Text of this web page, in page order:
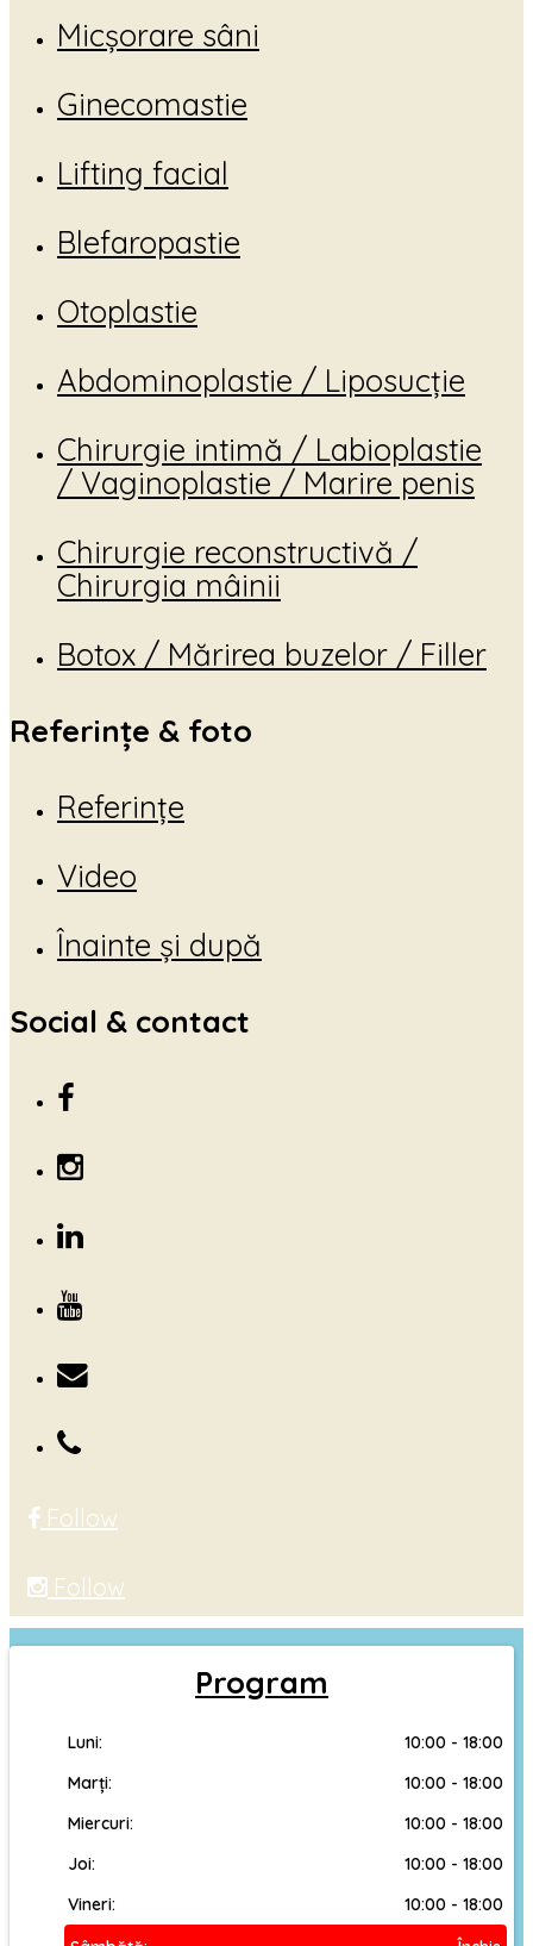
Micșorare sâni
Ginecomastie
Lifting facial
Blefaropastie
Otoplastie
Abdominoplastie / Liposucție
Chirurgie intimă / Labioplastie
/ Vaginoplastie / Marire penis
Chirurgie reconstructivă /
Chirurgia mâinii
Botox / Mărirea buzelor / Filler
Referințe & foto
Referințe
Video
Înainte și după
Social & contact
Follow
Follow
Program
Luni:
10:00 - 18:00
Marți:
10:00 - 18:00
Miercuri:
10:00 - 18:00
Joi:
10:00 - 18:00
Vineri:
10:00 - 18:00